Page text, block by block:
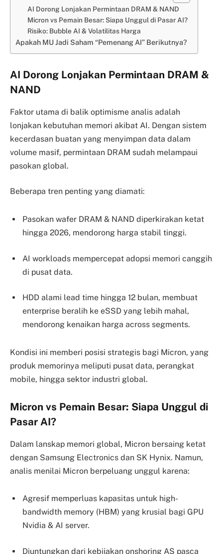
AI Dorong Lonjakan Permintaan DRAM & NAND
Micron vs Pemain Besar: Siapa Unggul di Pasar AI?
Risiko: Bubble AI & Volatilitas Harga
Apakah MU Jadi Saham “Pemenang AI” Berikutnya?
AI Dorong Lonjakan Permintaan DRAM &
NAND
Faktor utama di balik optimisme analis adalah
lonjakan kebutuhan memori akibat AI. Dengan sistem
kecerdasan buatan yang menyimpan data dalam
volume masif, permintaan DRAM sudah melampaui
pasokan global.
Beberapa tren penting yang diamati:
Pasokan wafer DRAM & NAND diperkirakan ketat
hingga 2026, mendorong harga stabil tinggi.
AI workloads mempercepat adopsi memori canggih
di pusat data.
HDD alami lead time hingga 12 bulan, membuat
enterprise beralih ke eSSD yang lebih mahal,
mendorong kenaikan harga across segments.
Kondisi ini memberi posisi strategis bagi Micron, yang
produk memorinya meliputi pusat data, perangkat
mobile, hingga sektor industri global.
Micron vs Pemain Besar: Siapa Unggul di
Pasar AI?
Dalam lanskap memori global, Micron bersaing ketat
dengan Samsung Electronics dan SK Hynix. Namun,
analis menilai Micron berpeluang unggul karena:
Agresif memperluas kapasitas untuk high-
bandwidth memory (HBM) yang krusial bagi GPU
Nvidia & AI server.
Diuntungkan dari kebijakan onshoring AS pasca